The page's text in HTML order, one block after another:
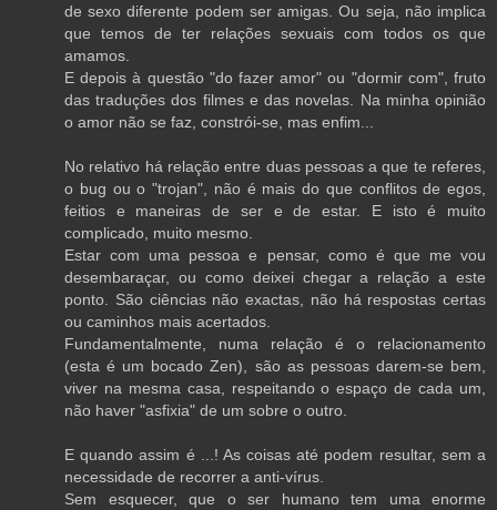
de sexo diferente podem ser amigas. Ou seja, não implica
que temos de ter relações sexuais com todos os que
amamos.
E depois à questão "do fazer amor" ou "dormir com", fruto
das traduções dos filmes e das novelas. Na minha opinião
o amor não se faz, constrói-se, mas enfim...
No relativo há relação entre duas pessoas a que te referes,
o bug ou o "trojan", não é mais do que conflitos de egos,
feitios e maneiras de ser e de estar. E isto é muito
complicado, muito mesmo.
Estar com uma pessoa e pensar, como é que me vou
desembaraçar, ou como deixei chegar a relação a este
ponto. São ciências não exactas, não há respostas certas
ou caminhos mais acertados.
Fundamentalmente, numa relação é o relacionamento
(esta é um bocado Zen), são as pessoas darem-se bem,
viver na mesma casa, respeitando o espaço de cada um,
não haver "asfixia" de um sobre o outro.
E quando assim é ...! As coisas até podem resultar, sem a
necessidade de recorrer a anti-vírus.
Sem esquecer, que o ser humano tem uma enorme